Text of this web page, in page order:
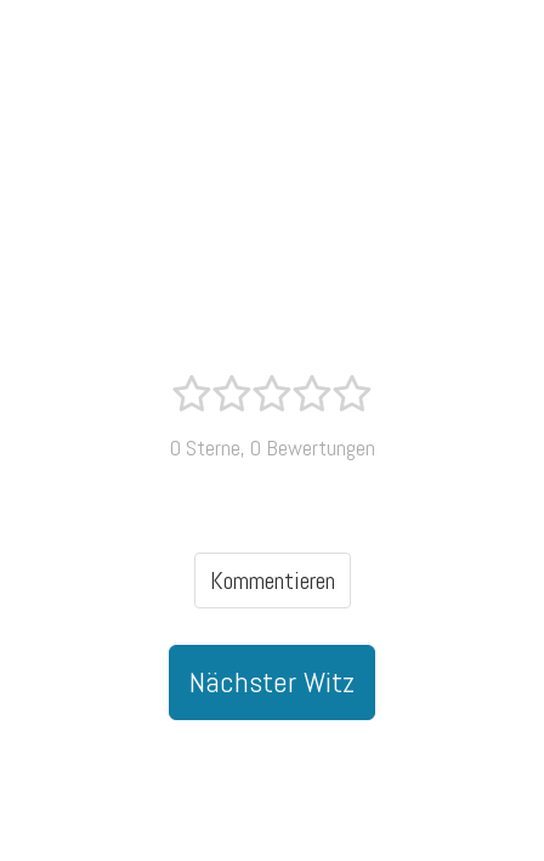
0 Sterne, 0 Bewertungen
Kommentieren
Nächster Witz